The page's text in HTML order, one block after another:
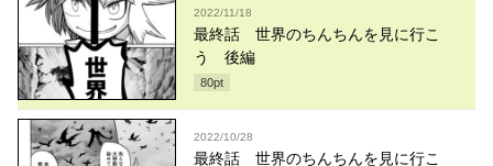
2022/11/18
最終話 世界のちんちんを見に行こ
う 後編
80pt
2022/10/28
最終話 世界のちんちんを見に行こ